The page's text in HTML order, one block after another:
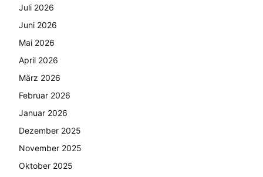
Juli 2026
Juni 2026
Mai 2026
April 2026
März 2026
Februar 2026
Januar 2026
Dezember 2025
November 2025
Oktober 2025